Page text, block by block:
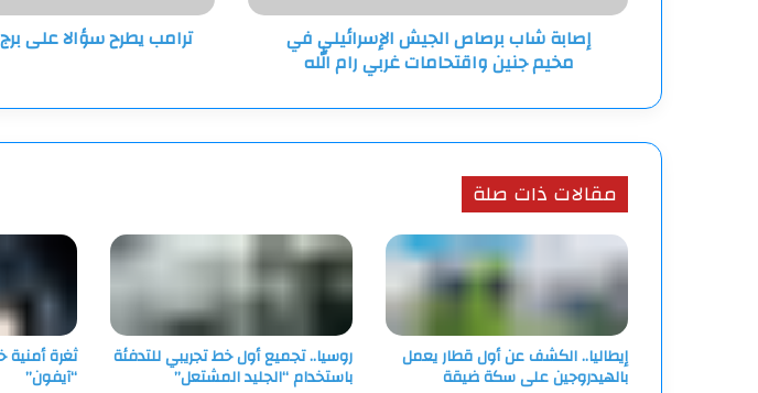
واقتحامات
إصابة شاب برصاص الجيش الإسرائيلي في
مخيم جنين واقتحامات غربي رام الله
ترامب يطرح سؤالا على
مقالات ذات صلة
إيطاليا.. الكشف عن أول قطار يعمل
بالهيدروجين على سكة ضيقة
روسيا.. تجميع أول خط تجريبي للتدفئة
باستخدام “الجليد المشتعل” “آيفون”